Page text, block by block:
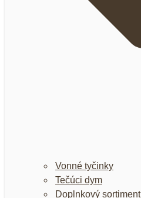
Vonné tyčinky
Tečúci dym
Doplnkový sortiment